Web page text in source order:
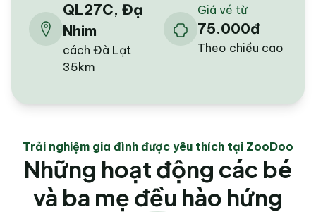
QL27C, Đạ
Nhim
cách Đà Lạt
35km
Giá vé từ
75.000đ
Theo chiều cao
Trải nghiệm gia đình được yêu thích tại ZooDoo
Những hoạt động các bé
và ba mẹ đều hào hứng